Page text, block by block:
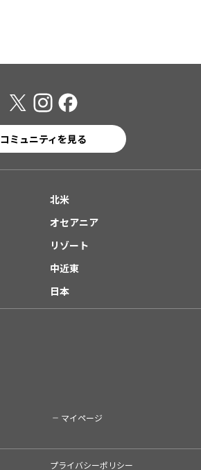
コミュニティを見る
北米
オセアニア
リゾート
中近東
日本
マイページ
プライバシーポリシー